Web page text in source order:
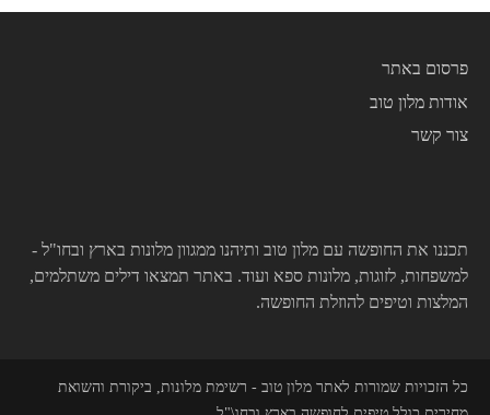
פרסום באתר
אודות מלון טוב
צור קשר
תכננו את החופשה עם מלון טוב ותיהנו ממגוון מלונות בארץ ובחו"ל -
למשפחות, לזוגות, מלונות ספא ועוד. באתר תמצאו דילים משתלמים,
המלצות וטיפים להוזלת החופשה.
כל הזכויות שמורות לאתר מלון טוב - רשימת מלונות, ביקורת והשואת